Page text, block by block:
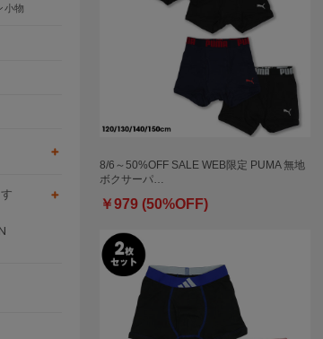
8/6～50%OFF SALE WEB限定 PUMA 無地
ボクサーパ…
￥979 (50%OFF)
小物